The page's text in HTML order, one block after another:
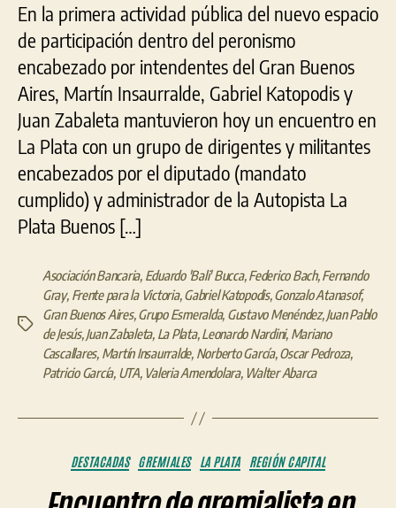
En la primera actividad pública del nuevo espacio
de participación dentro del peronismo
encabezado por intendentes del Gran Buenos
Aires, Martín Insaurralde, Gabriel Katopodis y
Juan Zabaleta mantuvieron hoy un encuentro en
La Plata con un grupo de dirigentes y militantes
encabezados por el diputado (mandato
cumplido) y administrador de la Autopista La
Plata Buenos […]
Etiquetas
Asociación Bancaria, Eduardo 'Bali' Bucca,Federico Bach,Fernando
Gray, Frente para la Victoria,Gabriel Katopodis,Gonzalo Atanasof,
Gran Buenos Aires,Grupo Esmeralda, Gustavo Menéndez,Juan Pablo
de Jesús,Juan Zabaleta, La Plata,Leonardo Nardini, Mariano
Cascallares, Martín Insaurralde, Norberto García,Oscar Pedroza,
Patricio García, UTA, Valeria Amendolara, Walter Abarca
Categorías
DESTACADAS GREMIALES LA PLATA REGIÓN CAPITAL